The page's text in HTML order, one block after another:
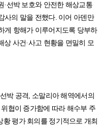
·선박 보호와 안전한 해상교통
사의 말을 전했다. 이어 아덴만
게 항해가 이루어지도록 당부하
상 사건·사고 현황을 면밀히 모
박 공격, 소말리아 해역에서의
협이 증가함에 따라 해수부 주
평가 회의를 정기적으로 개최